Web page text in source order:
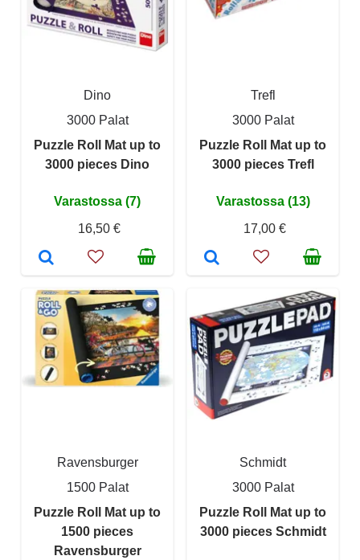
Dino
3000 Palat
Puzzle Roll Mat up to
3000 pieces Dino
Varastossa (7)
16,50 €
Trefl
3000 Palat
Puzzle Roll Mat up to
3000 pieces Trefl
Varastossa (13)
17,00 €
Ravensburger
1500 Palat
Puzzle Roll Mat up to
1500 pieces
Ravensburger
Schmidt
3000 Palat
Puzzle Roll Mat up to
3000 pieces Schmidt